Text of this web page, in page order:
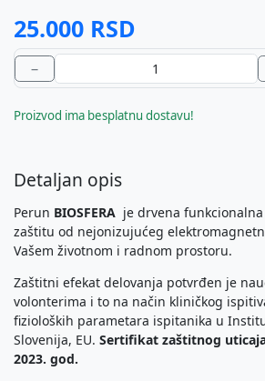
25.000 RSD
−
Proizvod ima besplatnu dostavu!
Detaljan opis
Perun BIOSFERA je drvena
zaštitu od nejonizujućeg
Vašem životnom i radnom prostoru.
Zaštitni efekat delovanja potvrđen je
volonterima i to na način kliničkog
fizioloških parametara ispitanika u
Slovenija, EU. Sertifikat zaštitnog
2023. god.